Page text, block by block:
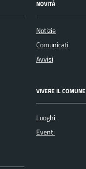
NOVITÀ
Notizie
Comunicati
Avvisi
VIVERE IL COMUNE
Luoghi
Eventi